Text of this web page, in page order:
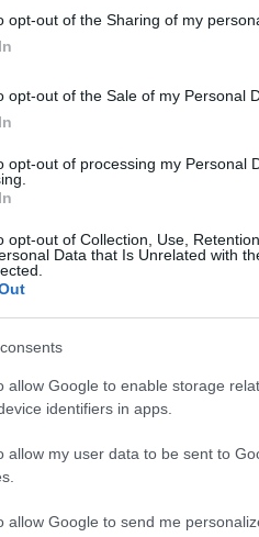
opt-out of the Sharing of my
opt-out of the Sale of my Personal
opt-out of processing my Personal
opt-out of Collection, Use,
Data that Is Unrelated with
allow Google to enable storage
identifiers in apps.
allow my user data to be sent to
allow Google to send me